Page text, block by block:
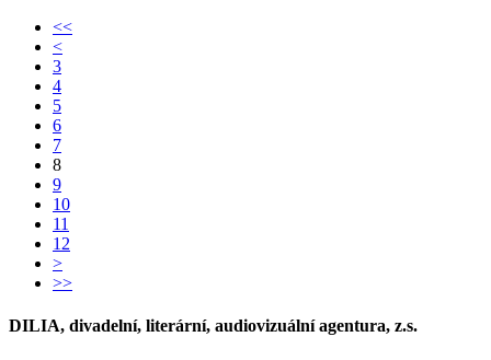
<<
<
3
4
5
6
7
8
9
10
11
12
>
>>
DILIA, divadelní, literární, audiovizuální agentura, z.s.